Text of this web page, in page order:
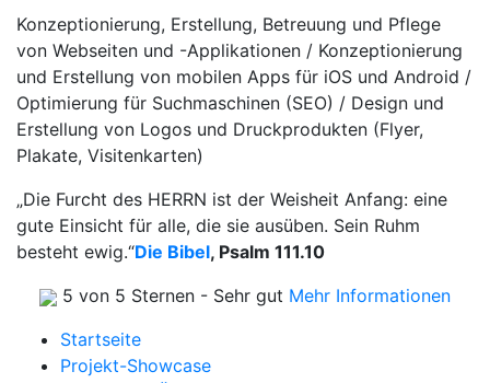
Konzeptionierung, Erstellung, Betreuung und Pflege
von Webseiten und -Applikationen / Konzeptionierung
und Erstellung von mobilen Apps für iOS und Android /
Optimierung für Suchmaschinen (SEO) / Design und
Erstellung von Logos und Druckprodukten (Flyer,
Plakate, Visitenkarten)
„Die Furcht des HERRN ist der Weisheit Anfang: eine
gute Einsicht für alle, die sie ausüben. Sein Ruhm
besteht ewig.“Die Bibel, Psalm 111.10
5 von 5 Sternen - Sehr gut Mehr Informationen
Startseite
Projekt-Showcase